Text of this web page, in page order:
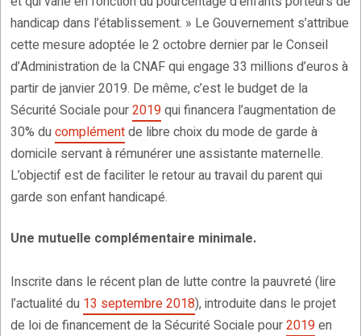
handicap dans l’établissement. » Le Gouvernement s’attribue
cette mesure adoptée le 2 octobre dernier par le Conseil
d’Administration de la CNAF qui engage 33 millions d’euros à
partir de janvier 2019. De même, c’est le budget de la
Sécurité Sociale pour2019qui financera l’augmentation de
30% ducomplémentde libre choix du mode de garde à
domicile servant à rémunérer une assistante maternelle.
L’objectif est de faciliter le retour au travail du parent qui
garde son enfant handicapé.
Une mutuelle complémentaire minimale.
Inscrite dans le récent plan de lutte contre la pauvreté (lire
l’actualité du 13 septembre 2018), introduite dans le projet
de loi de financement de la Sécurité Sociale pour2019en